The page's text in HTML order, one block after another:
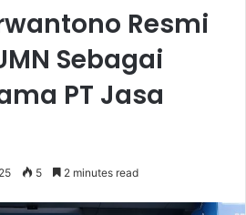
Resmi
Sebagai
PT Jasa
5 2 minutes read